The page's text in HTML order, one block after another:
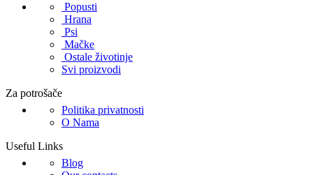
Popusti
Hrana
Psi
Mačke
Ostale životinje
Svi proizvodi
Za potrošače
Politika privatnosti
O Nama
Useful Links
Blog